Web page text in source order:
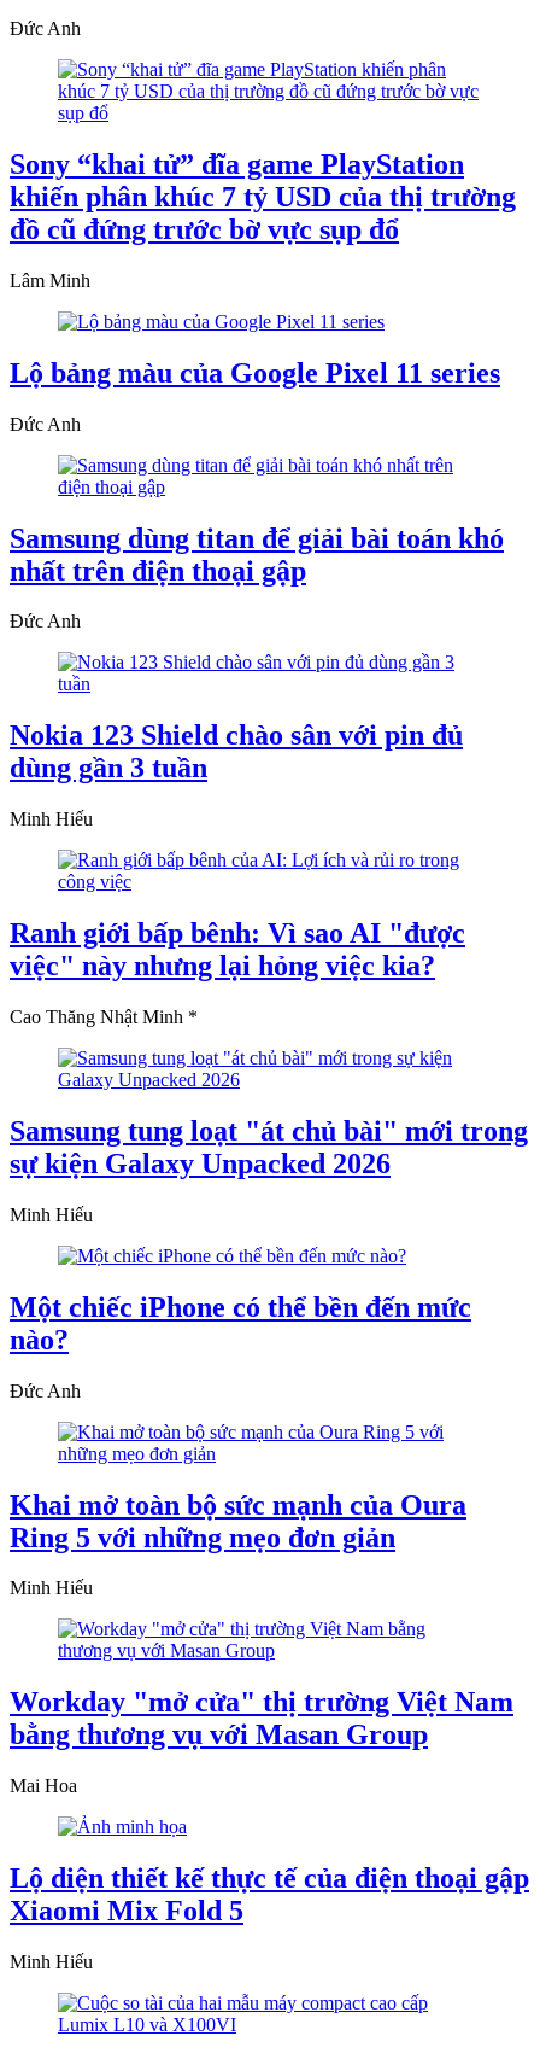
Đức Anh
Sony “khai tử” đĩa game PlayStation
khiến phân khúc 7 tỷ USD của thị trường
đồ cũ đứng trước bờ vực sụp đổ
Lâm Minh
Lộ bảng màu của Google Pixel 11 series
Đức Anh
Samsung dùng titan để giải bài toán khó
nhất trên điện thoại gập
Đức Anh
Nokia 123 Shield chào sân với pin đủ
dùng gần 3 tuần
Minh Hiếu
Ranh giới bấp bênh: Vì sao AI "được
việc" này nhưng lại hỏng việc kia?
Cao Thăng Nhật Minh *
Samsung tung loạt "át chủ bài" mới trong
sự kiện Galaxy Unpacked 2026
Minh Hiếu
Một chiếc iPhone có thể bền đến mức
nào?
Đức Anh
Khai mở toàn bộ sức mạnh của Oura
Ring 5 với những mẹo đơn giản
Minh Hiếu
Workday "mở cửa" thị trường Việt Nam
bằng thương vụ với Masan Group
Mai Hoa
Lộ diện thiết kế thực tế của điện thoại gập
Xiaomi Mix Fold 5
Minh Hiếu